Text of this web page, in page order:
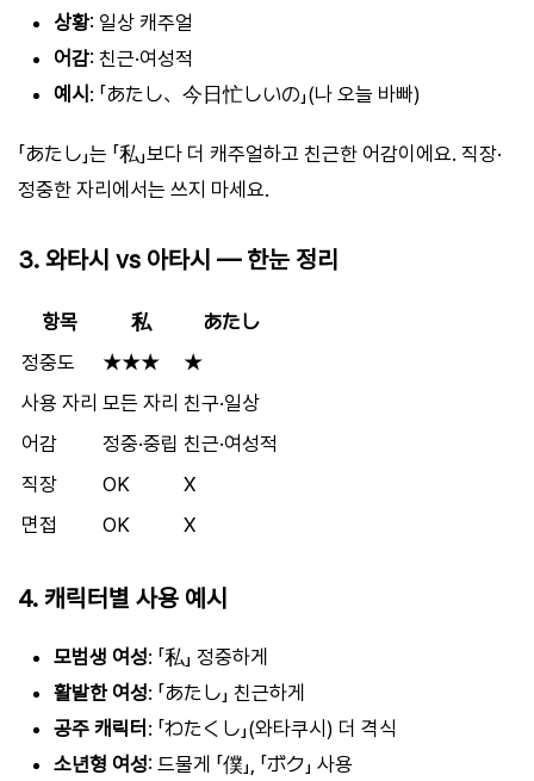
상황: 일상 캐주얼
어감: 친근·여성적
예시 : 「あたし、今日忙しいの」(나 오늘 바빠)
「あたし」는 「私」보다 더 캐주얼하고 친근한 어감이에요. 직장·
정중한 자리에서는 쓰지 마세요.
3. 와타시 vs 아타시 — 한눈 정리
항목 私
あたし
정중도
★★★
★
사용 자리 모든 자리 친구·일상
어감
정중·중립 친근·여성적
직장
OK
X
면접
OK X
4. 캐릭터별 사용 예시
모범생 여성: 「私」 정중하게
활발한 여성: 「あたし」 친근하게
공주 캐릭터 : 「わたくし」(와타쿠시) 더 격식
소년형 여성: 드물게 「僕」, 「ボク」 사용